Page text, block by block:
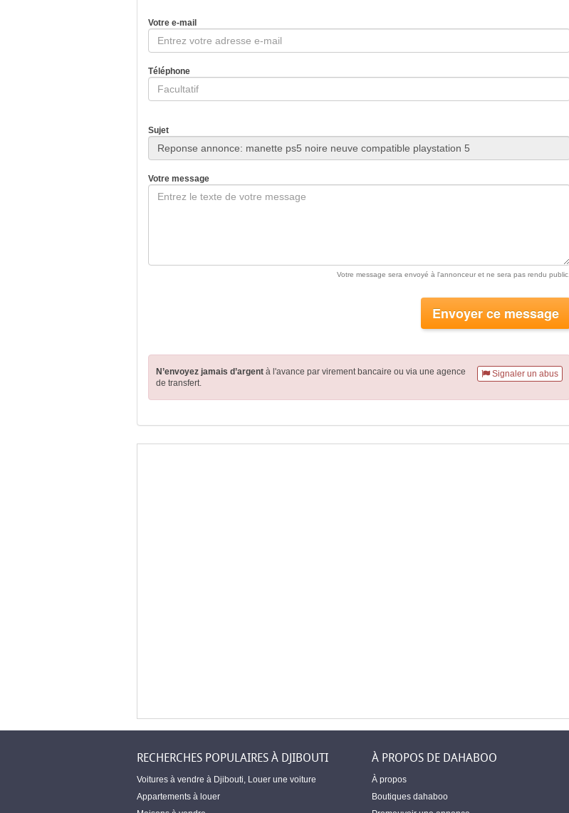
Votre e-mail
Téléphone
Sujet
Votre message
Votre message sera envoyé à l'annonceur et ne sera pas rendu public.
Envoyer ce message
Signaler un abus
N’envoyez jamais d’argent à l'avance par virement bancaire ou via une agence
de transfert.
RECHERCHES POPULAIRES À DJIBOUTI
Voitures à vendre à Djibouti Louer une voiture
Appartements à louer
À PROPOS DE DAHABOO
À propos
Boutiques dahaboo